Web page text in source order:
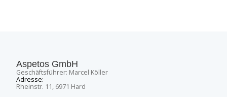
Aspetos GmbH
Geschäftsführer: Marcel Köller
Adresse:
Rheinstr. 11, 6971 Hard